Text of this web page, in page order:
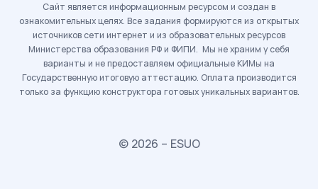
Сайт является информационным ресурсом и создан в
ознакомительных целях. Все задания формируются из открытых
источников сети интернет и из образовательных ресурсов
Министерства образования РФ и ФИПИ. Мы не храним у себя
варианты и не предоставляем официальные КИМы на
Государственную итоговую аттестацию. Оплата производится
только за функцию конструктора готовых уникальных вариантов.
© 2026 – ESUO